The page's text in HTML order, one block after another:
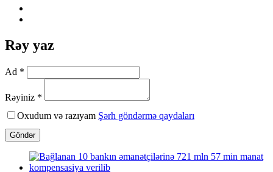
Rəy yaz
Ad *
Rəyiniz *
Oxudum və razıyam Şərh göndərmə qaydaları
Göndər